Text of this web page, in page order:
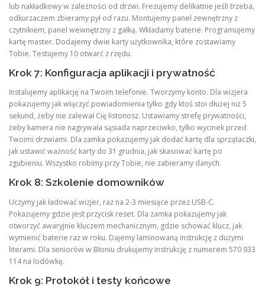
lub nakładkowy w zależności od drzwi. Frezujemy delikatnie jeśli trzeba,
odkurzaczem zbieramy pył od razu. Montujemy panel zewnętrzny z
czytnikiem, panel wewnętrzny z gałką. Wkładamy baterie. Programujemy
kartę master. Dodajemy dwie karty użytkownika, które zostawiamy
Tobie. Testujemy 10 otwarć z rzędu.
Krok 7: Konfiguracja aplikacji i prywatność
Instalujemy aplikację na Twoim telefonie. Tworzymy konto. Dla wizjera
pokazujemy jak włączyć powiadomienia tylko gdy ktoś stoi dłużej niż 5
sekund, żeby nie zalewał Cię listonosz. Ustawiamy strefę prywatności,
żeby kamera nie nagrywała sąsiada naprzeciwko, tylko wycinek przed
Twoimi drzwiami. Dla zamka pokazujemy jak dodać kartę dla sprzątaczki,
jak ustawić ważność karty do 31 grudnia, jak skasować kartę po
zgubieniu. Wszystko robimy przy Tobie, nie zabieramy danych.
Krok 8: Szkolenie domowników
Uczymy jak ładować wizjer, raz na 2-3 miesiące przez USB-C.
Pokazujemy gdzie jest przycisk reset. Dla zamka pokazujemy jak
otworzyć awaryjnie kluczem mechanicznym, gdzie schować klucz, jak
wymienić baterie raz w roku. Dajemy laminowaną instrukcję z dużymi
literami. Dla seniorów w Błoniu drukujemy instrukcję z numerem 570 933
114 na lodówkę.
Krok 9: Protokół i testy końcowe